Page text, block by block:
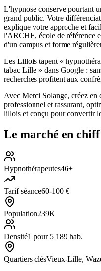
L'hypnose conserve pourtant
grand public. Votre
explique votre approche et
l'ARCHE, école de référence
d'un campus et forme
Les Lillois tapent «
tabac Lille » dans Google :
recherches profitent aux
Avec Merci Solange, créez en
professionnel et rassurant,
lillois et conçu pour convertir
Le marché en
Hypnothérapeutes46+
Tarif séance60-100 €
Population239K
Densité1 pour 5 189 hab.
Quartiers clésVieux-Lille,